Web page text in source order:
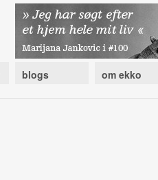
blogs om ekko